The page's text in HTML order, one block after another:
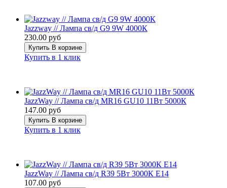
Jazzway // Лампа св/д G9 9W 4000К
230.00 руб
Купить В корзине
Купить в 1 клик
JazzWay // Лампа св/д MR16 GU10 11Вт 5000К
147.00 руб
Купить В корзине
Купить в 1 клик
JazzWay // Лампа св/д R39 5Вт 3000К E14
107.00 руб